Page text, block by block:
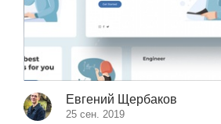
Евгений Щербаков
25 сен. 2019